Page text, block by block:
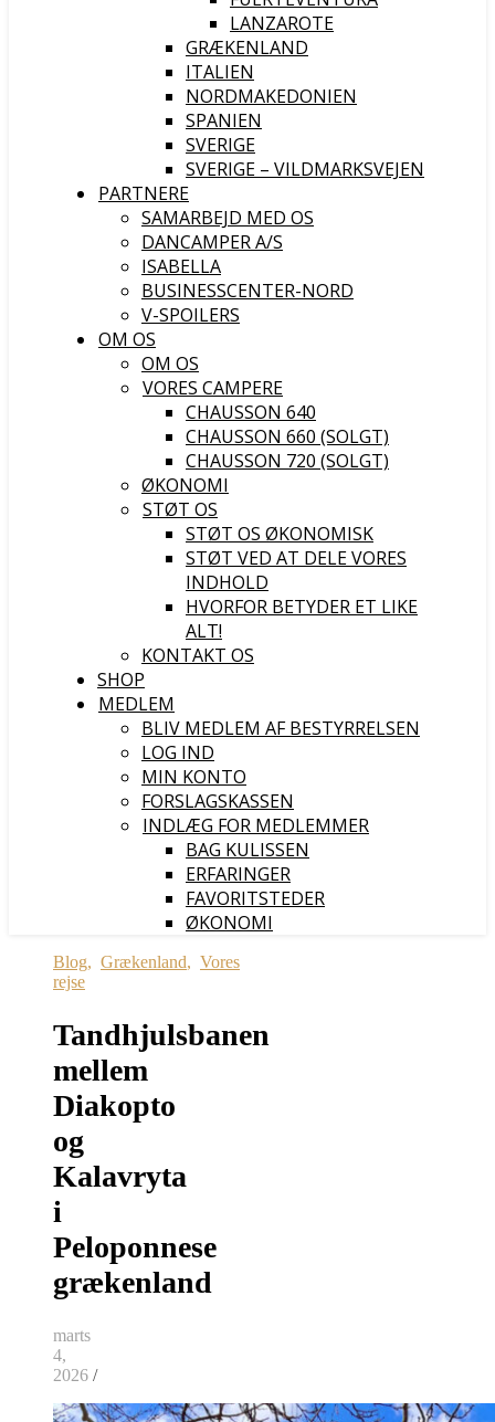
LANZAROTE
GRÆKENLAND
ITALIEN
NORDMAKEDONIEN
SPANIEN
SVERIGE
SVERIGE – VILDMARKSVEJEN
PARTNERE
SAMARBEJD MED OS
DANCAMPER A/S
ISABELLA
BUSINESSCENTER-NORD
V-SPOILERS
OM OS
OM OS
VORES CAMPERE
CHAUSSON 640
CHAUSSON 660 (SOLGT)
CHAUSSON 720 (SOLGT)
ØKONOMI
STØT OS
STØT OS ØKONOMISK
STØT VED AT DELE VORES
INDHOLD
HVORFOR BETYDER ET LIKE
ALT!
KONTAKT OS
SHOP
MEDLEM
BLIV MEDLEM AF BESTYRRELSEN
LOG IND
MIN KONTO
FORSLAGSKASSEN
INDLÆG FOR MEDLEMMER
BAG KULISSEN
ERFARINGER
FAVORITSTEDER
ØKONOMI
Blog, Grækenland, Vores
rejse
Tandhjulsbanen
mellem
Diakopto
og
Kalavryta
i
Peloponnese
grækenland
marts
4,
2026 /